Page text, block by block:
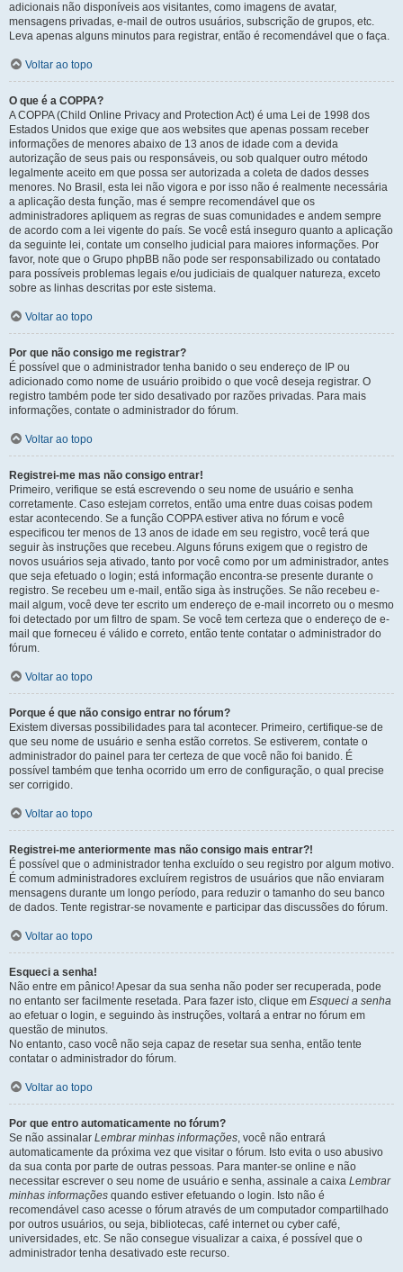
adicionais não disponíveis aos visitantes, como imagens de avatar,
mensagens privadas, e-mail de outros usuários, subscrição de grupos, etc.
Leva apenas alguns minutos para registrar, então é recomendável que o faça.
Voltar ao topo
O que é a COPPA?
A COPPA (Child Online Privacy and Protection Act) é uma Lei de 1998 dos
Estados Unidos que exige que aos websites que apenas possam receber
informações de menores abaixo de 13 anos de idade com a devida
autorização de seus pais ou responsáveis, ou sob qualquer outro método
legalmente aceito em que possa ser autorizada a coleta de dados desses
menores. No Brasil, esta lei não vigora e por isso não é realmente necessária
a aplicação desta função, mas é sempre recomendável que os
administradores apliquem as regras de suas comunidades e andem sempre
de acordo com a lei vigente do país. Se você está inseguro quanto a aplicação
da seguinte lei, contate um conselho judicial para maiores informações. Por
favor, note que o Grupo phpBB não pode ser responsabilizado ou contatado
para possíveis problemas legais e/ou judiciais de qualquer natureza, exceto
sobre as linhas descritas por este sistema.
Voltar ao topo
Por que não consigo me registrar?
É possível que o administrador tenha banido o seu endereço de IP ou
adicionado como nome de usuário proibido o que você deseja registrar. O
registro também pode ter sido desativado por razões privadas. Para mais
informações, contate o administrador do fórum.
Voltar ao topo
Registrei-me mas não consigo entrar!
Primeiro, verifique se está escrevendo o seu nome de usuário e senha
corretamente. Caso estejam corretos, então uma entre duas coisas podem
estar acontecendo. Se a função COPPA estiver ativa no fórum e você
especificou ter menos de 13 anos de idade em seu registro, você terá que
seguir às instruções que recebeu. Alguns fóruns exigem que o registro de
novos usuários seja ativado, tanto por você como por um administrador, antes
que seja efetuado o login; está informação encontra-se presente durante o
registro. Se recebeu um e-mail, então siga às instruções. Se não recebeu e-
mail algum, você deve ter escrito um endereço de e-mail incorreto ou o mesmo
foi detectado por um filtro de spam. Se você tem certeza que o endereço de e-
mail que forneceu é válido e correto, então tente contatar o administrador do
fórum.
Voltar ao topo
Porque é que não consigo entrar no fórum?
Existem diversas possibilidades para tal acontecer. Primeiro, certifique-se de
que seu nome de usuário e senha estão corretos. Se estiverem, contate o
administrador do painel para ter certeza de que você não foi banido. É
possível também que tenha ocorrido um erro de configuração, o qual precise
ser corrigido.
Voltar ao topo
Registrei-me anteriormente mas não consigo mais entrar?!
É possível que o administrador tenha excluído o seu registro por algum motivo.
É comum administradores excluírem registros de usuários que não enviaram
mensagens durante um longo período, para reduzir o tamanho do seu banco
de dados. Tente registrar-se novamente e participar das discussões do fórum.
Voltar ao topo
Esqueci a senha!
Não entre em pânico! Apesar da sua senha não poder ser recuperada, pode
no entanto ser facilmente resetada. Para fazer isto, clique em Esqueci a senha
ao efetuar o login, e seguindo às instruções, voltará a entrar no fórum em
questão de minutos.
No entanto, caso você não seja capaz de resetar sua senha, então tente
contatar o administrador do fórum.
Voltar ao topo
Por que entro automaticamente no fórum?
Se não assinalar Lembrar minhas informações, você não entrará
automaticamente da próxima vez que visitar o fórum. Isto evita o uso abusivo
da sua conta por parte de outras pessoas. Para manter-se online e não
necessitar escrever o seu nome de usuário e senha, assinale a caixa Lembrar
minhas informações quando estiver efetuando o login. Isto não é
recomendável caso acesse o fórum através de um computador compartilhado
por outros usuários, ou seja, bibliotecas, café internet ou cyber café,
universidades, etc. Se não consegue visualizar a caixa, é possível que o
administrador tenha desativado este recurso.